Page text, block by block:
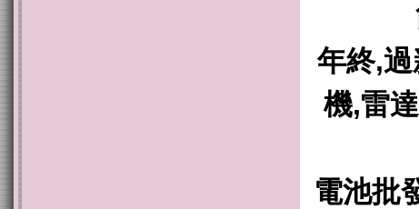
年終,
機,雷
電池批